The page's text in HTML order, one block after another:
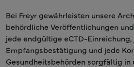
Bei Freyr gewährleisten unsere
behördliche Veröffentlichungen
jede endgültige eCTD-
Empfangsbestätigung und jede
Gesundheitsbehörden sorgfältig in